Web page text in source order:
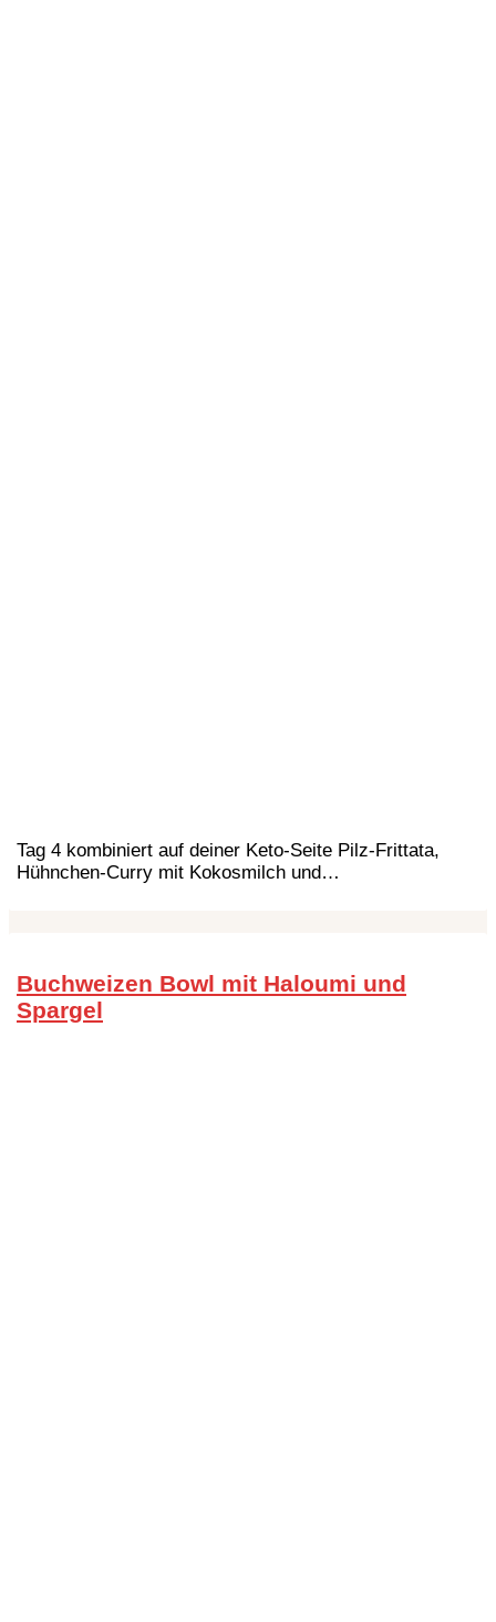
Tag 4 kombiniert auf deiner Keto-Seite Pilz-Frittata,
Hühnchen-Curry mit Kokosmilch und…
Buchweizen Bowl mit Haloumi und
Spargel